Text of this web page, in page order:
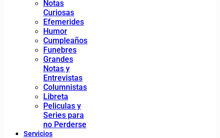
Notas
Curiosas
Efemerides
Humor
Cumpleaños
Funebres
Grandes
Notas y
Entrevistas
Columnistas
Libreta
Peliculas y
Series para
no Perderse
Servicios